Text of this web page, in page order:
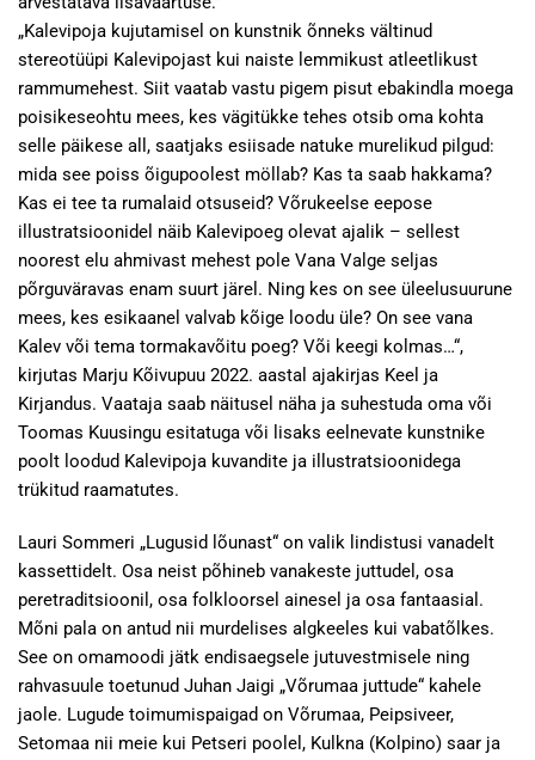
„Kalevipoja kujutamisel on kunstnik õnneks vältinud
stereotüüpi Kalevipojast kui naiste lemmikust atleetlikust
rammumehest. Siit vaatab vastu pigem pisut ebakindla moega
poisikeseohtu mees, kes vägitükke tehes otsib oma kohta
selle päikese all, saatjaks esiisade natuke murelikud pilgud:
mida see poiss õigupoolest möllab? Kas ta saab hakkama?
Kas ei tee ta rumalaid otsuseid? Võrukeelse eepose
illustratsioonidel näib Kalevipoeg olevat ajalik – sellest
noorest elu ahmivast mehest pole Vana Valge seljas
põrguväravas enam suurt järel. Ning kes on see üleelusuurune
mees, kes esikaanel valvab kõige loodu üle? On see vana
Kalev või tema tormakavõitu poeg? Või keegi kolmas…“,
kirjutas Marju Kõivupuu 2022. aastal ajakirjas Keel ja
Kirjandus. Vaataja saab näitusel näha ja suhestuda oma või
Toomas Kuusingu esitatuga või lisaks eelnevate kunstnike
poolt loodud Kalevipoja kuvandite ja illustratsioonidega
trükitud raamatutes.
Lauri Sommeri „Lugusid lõunast“ on valik lindistusi vanadelt
kassettidelt. Osa neist põhineb vanakeste juttudel, osa
peretraditsioonil, osa folkloorsel ainesel ja osa fantaasial.
Mõni pala on antud nii murdelises algkeeles kui vabatõlkes.
See on omamoodi jätk endisaegsele jutuvestmisele ning
rahvasuule toetunud Juhan Jaigi „Võrumaa juttude“ kahele
jaole. Lugude toimumispaigad on Võrumaa, Peipsiveer,
Setomaa nii meie kui Petseri poolel, Kulkna (Kolpino) saar ja